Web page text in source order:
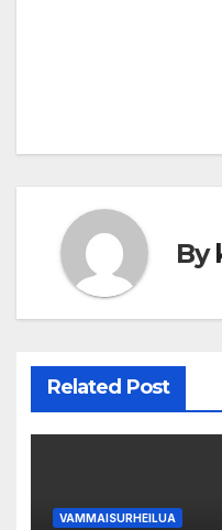
By
Related Post
VAMMAISURHEILUA